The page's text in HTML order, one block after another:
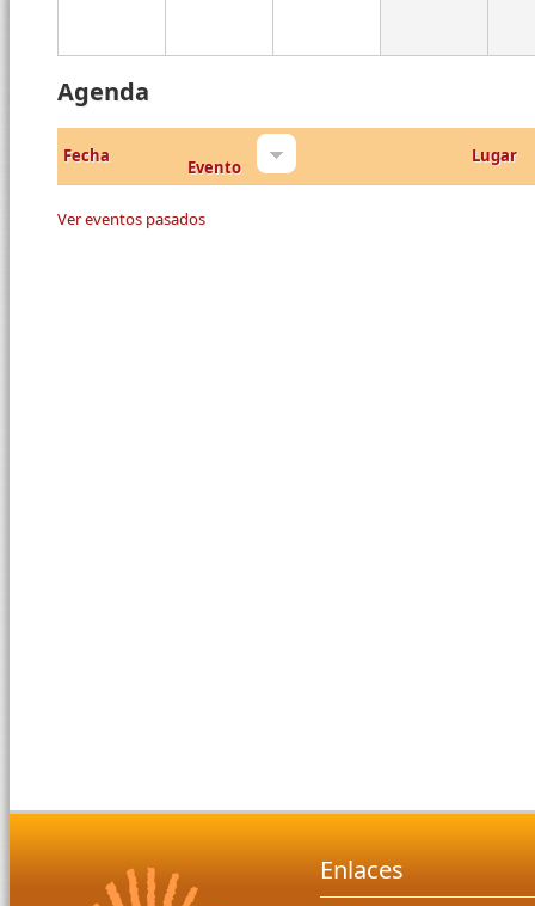
Agenda
Fecha
Evento
Lugar
Ver eventos pasados
Enlaces